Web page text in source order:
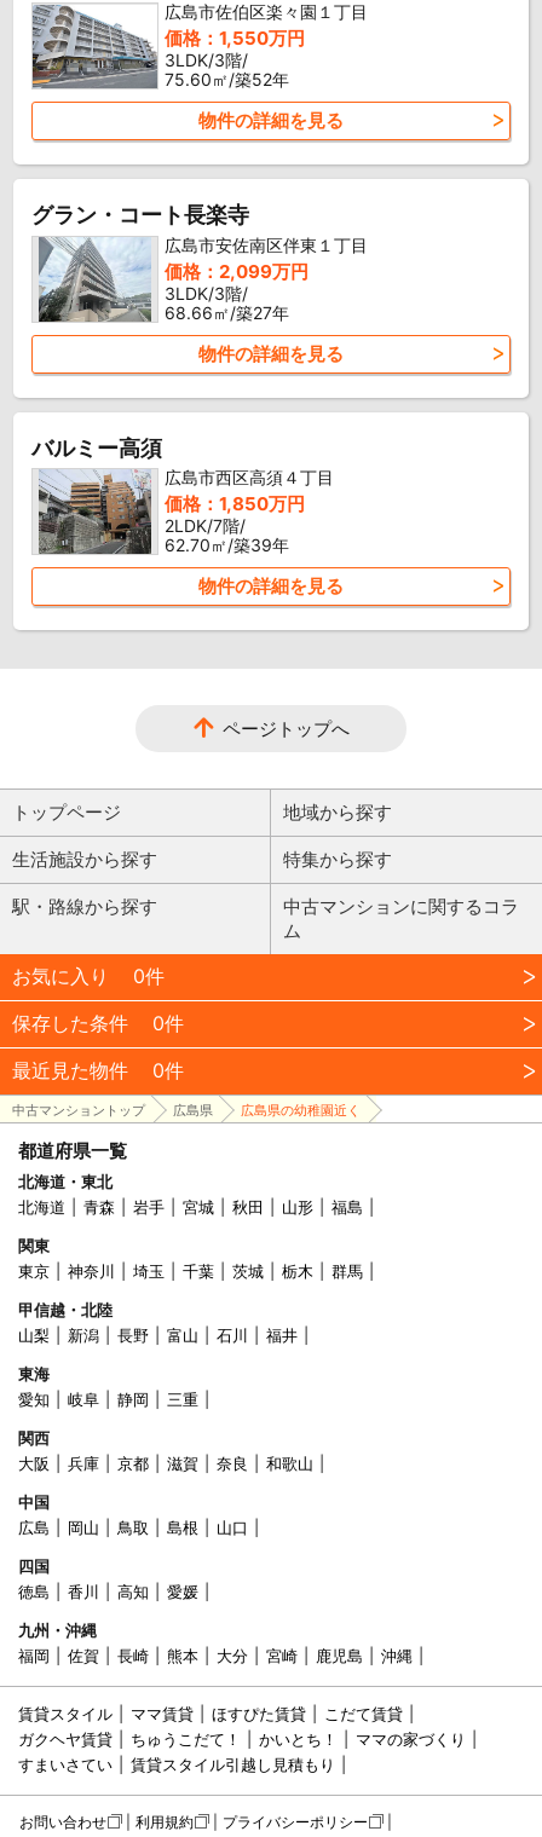
広島市佐伯区楽々園１丁目
価格：1,550万円
3LDK/3階/
75.60㎡/築52年
物件の詳細を見る
グラン・コート長楽寺
広島市安佐南区伴東１丁目
価格：2,099万円
3LDK/3階/
68.66㎡/築27年
物件の詳細を見る
バルミー高須
広島市西区高須４丁目
価格：1,850万円
2LDK/7階/
62.70㎡/築39年
物件の詳細を見る
ページトップへ
トップページ 地域から探す
生活施設から探す 特集から探す
駅・路線から探す
中古マンションに関するコラ
ム
お気に入り
0件
保存した条件
0件
最近見た物件
0件
中古マンショントップ 広島県 広島県の幼稚園近く
都道府県一覧
北海道・東北
北海道
青森 岩手 宮城 秋田 山形
福島
関東
東京
神奈川 埼玉 千葉 茨城 栃木
群馬
甲信越・北陸
山梨
新潟 長野 富山 石川
福井
東海
愛知
岐阜 静岡
三重
関西
大阪
兵庫 京都 滋賀 奈良
和歌山
中国
広島
岡山 鳥取 島根
山口
四国
徳島
香川 高知
愛媛
九州・沖縄
福岡
佐賀 長崎 熊本 大分 宮崎 鹿児島 沖縄
賃貸スタイル ママ賃貸 ほすぴた賃貸
こだて賃貸
ガクヘヤ賃貸
ちゅうこだて！ かいとち！
ママの家づくり
すまいさてい
賃貸スタイル引越し見積もり
お問い合わせ 利用規約 プライバシーポリシー